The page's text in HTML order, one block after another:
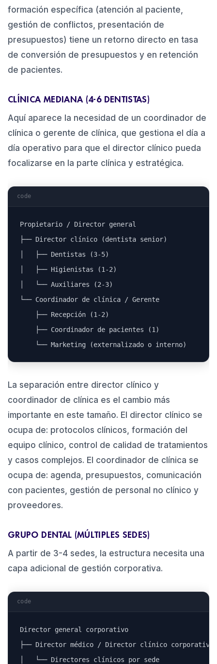
formación específica (atención al paciente,
gestión de conflictos, presentación de
presupuestos) tiene un retorno directo en tasa
de conversión de presupuestos y en retención
de pacientes.
CLÍNICA MEDIANA (4-6 DENTISTAS)
Aquí aparece la necesidad de un coordinador de
clínica o gerente de clínica, que gestiona el día a
día operativo para que el director clínico pueda
focalizarse en la parte clínica y estratégica.
code
Propietario / Director general
├── Director clínico (dentista senior)
│   ├── Dentistas (3-5)
│   ├── Higienistas (1-2)
│   └── Auxiliares (2-3)
└── Coordinador de clínica / Gerente
    ├── Recepción (1-2)
    ├── Coordinador de pacientes (1)
La separación entre director clínico y
coordinador de clínica es el cambio más
importante en este tamaño. El director clínico se
ocupa de: protocolos clínicos, formación del
equipo clínico, control de calidad de tratamientos
y casos complejos. El coordinador de clínica se
ocupa de: agenda, presupuestos, comunicación
con pacientes, gestión de personal no clínico y
proveedores.
GRUPO DENTAL (MÚLTIPLES SEDES)
A partir de 3-4 sedes, la estructura necesita una
capa adicional de gestión corporativa.
code
Director general corporativo
├── Director médico / Director clínico corporativo
│   └── Directores clínicos por sede